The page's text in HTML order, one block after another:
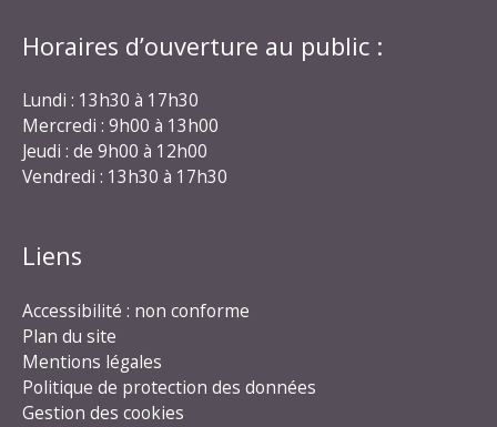
Horaires d’ouverture au public :
Lundi : 13h30 à 17h30
Mercredi : 9h00 à 13h00
Jeudi : de 9h00 à 12h00
Vendredi : 13h30 à 17h30
Liens
Accessibilité : non conforme
Plan du site
Mentions légales
Politique de protection des données
Gestion des cookies